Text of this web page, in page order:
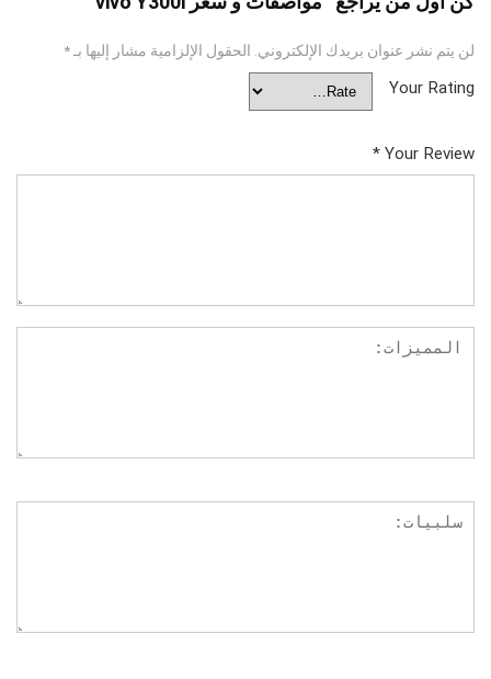
لن يتم نشر عنوان بريدك الإلكتروني. الحقول الإلزامية مشار إليها بـ*
Your Rating
Your Review
*